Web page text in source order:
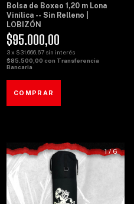
Bolsa de Boxeo 1,20 m Lona
Vinílica -- Sin Relleno |
LOBIZÓN
$95.000,00
3x $31.666,67 sin interés
$85.500,00 con Transferencia
Bancaria
1/6